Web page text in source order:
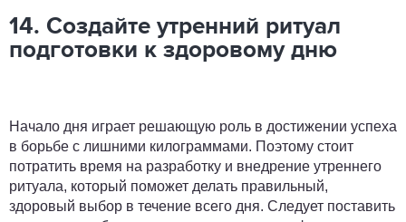
14. Создайте утренний ритуал
подготовки к здоровому дню
Начало дня играет решающую роль в достижении успеха
в борьбе с лишними килограммами. Поэтому стоит
потратить время на разработку и внедрение утреннего
ритуала, который поможет делать правильный,
здоровый выбор в течение всего дня. Следует поставить